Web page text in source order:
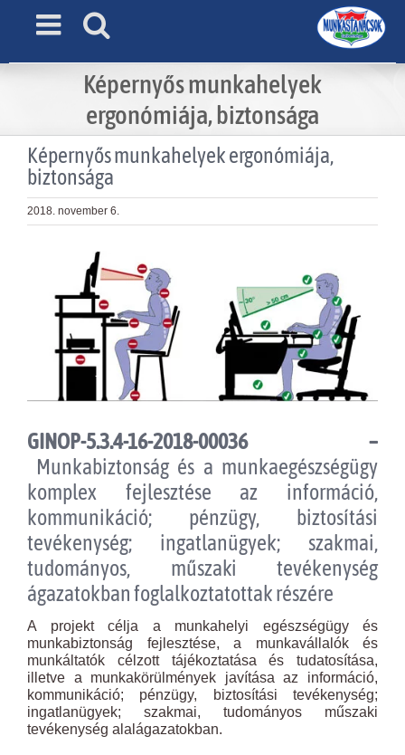
Képernyős munkahelyek
ergonómiája, biztonsága
Képernyős munkahelyek ergonómiája,
biztonsága
2018. november 6.
Image
GINOP-5.3.4-16-2018-00036 –
Munkabiztonság és a munkaegészségügy
komplex fejlesztése az információ,
kommunikáció; pénzügy, biztosítási
tevékenység; ingatlanügyek; szakmai,
tudományos, műszaki tevékenység
ágazatokban foglalkoztatottak részére
A projekt célja a munkahelyi egészségügy és
munkabiztonság fejlesztése, a munkavállalók és
munkáltatók célzott tájékoztatása és tudatosítása,
illetve a munkakörülmények javítása az információ,
kommunikáció; pénzügy, biztosítási tevékenység;
ingatlanügyek; szakmai, tudományos műszaki
tevékenység alalágazatokban.